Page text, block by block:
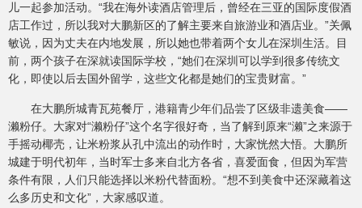
儿一起参加活动。“我在海外读酒店管理后，曾经在三亚的国际度假酒
店工作过，所以我对大鹏新区的了解主要来自旅游业和酒店业。”关佩
敏说，因为丈夫在内地发展，所以她也带着两个女儿在深圳生活。目
前，两个孩子在深就读国际学校，“她们在深圳可以学到很多传统文
化，即使以后去国外留学，这些文化都是她们的宝贵财富。”
在大鹏所城青瓦苑餐厅，港籍青少年们品尝了区级非遗美食——
濑粉仔。大家对“濑粉仔”这个名字很好奇，当了解到原来“濑”之来源于
手摇动椰壳，让米粉浆从孔中流出的动作时，大家恍然大悟。大鹏所
城建于明代初年，当时军士多来自北方各省，喜爱面食，但因为军营
条件有限，人们只能选择以米粉代替面粉。“想不到美食中还深藏着这
么多历史和文化”，大家感叹道。